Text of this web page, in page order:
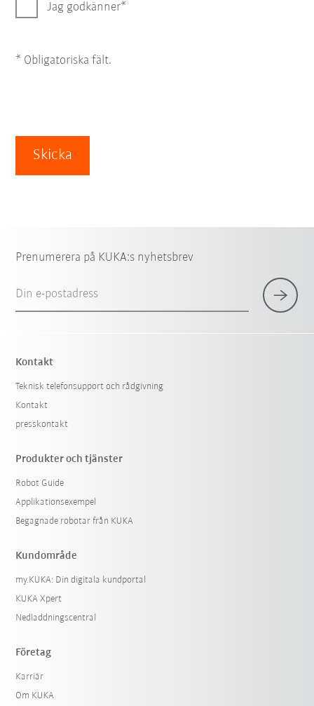
Jag godkänner
* Obligatoriska fält.
Skicka
Prenumerera på KUKA:s nyhetsbrev
Din e-postadress
Kontakt
Teknisk telefonsupport och rådgivning
Kontakt
presskontakt
Produkter och tjänster
Robot Guide
Applikationsexempel
Begagnade robotar från KUKA
Kundområde
my.KUKA: Din digitala kundportal
KUKA Xpert
Nedladdningscentral
Företag
Karriär
Om KUKA